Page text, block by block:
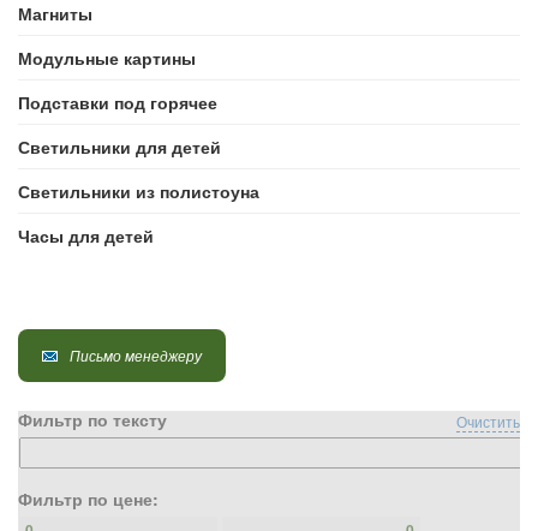
Магниты
Модульные картины
Подставки под горячее
Светильники для детей
Светильники из полистоуна
Часы для детей
Письмо менеджеру
Очистить
Фильтр по тексту
Фильтр по цене: